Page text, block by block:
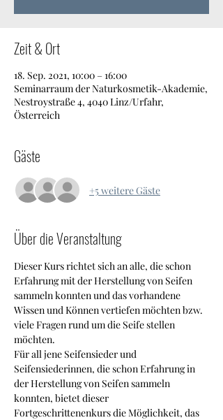
Zeit & Ort
18. Sep. 2021, 10:00 – 16:00
Seminarraum der Naturkosmetik-Akademie,
Nestroystraße 4, 4040 Linz/Urfahr,
Österreich
Gäste
+5 weitere Gäste
Über die Veranstaltung
Dieser Kurs richtet sich an alle, die schon
Erfahrung mit der Herstellung von Seifen
sammeln konnten und das vorhandene
Wissen und Können vertiefen möchten bzw.
viele Fragen rund um die Seife stellen
möchten.
Für all jene Seifensieder und
Seifensiederinnen, die schon Erfahrung in
der Herstellung von Seifen sammeln
konnten, bietet dieser
Fortgeschrittenenkurs die Möglichkeit, das